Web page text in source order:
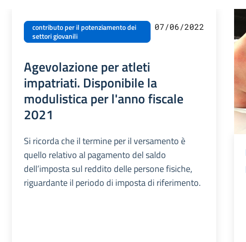
contributo per il potenziamento dei
settori giovanili
07/06/2022
Agevolazione per atleti
impatriati. Disponibile la
modulistica per l'anno fiscale
2021
Si ricorda che il termine per il versamento è
quello relativo al pagamento del saldo
dell’imposta sul reddito delle persone fisiche,
riguardante il periodo di imposta di riferimento.